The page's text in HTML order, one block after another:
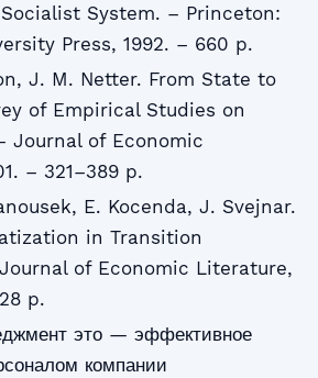
System. – Princeton:
Press, 1992. – 660 p.
J. M. Netter. From State to
of Empirical Studies on
Journal of Economic
– 321–389 p.
E. Kocenda, J. Svejnar.
in Transition
of Economic Literature,
p.
это — эффективное
компании